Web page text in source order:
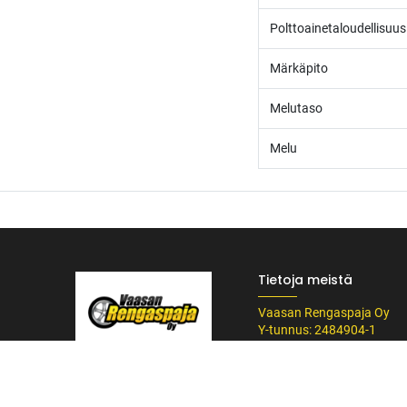
Polttoainetaloudellisuus
Märkäpito
Melutaso
Melu
Tietoja meistä
Vaasan Rengaspaja Oy
Y-tunnus: 2484904-1